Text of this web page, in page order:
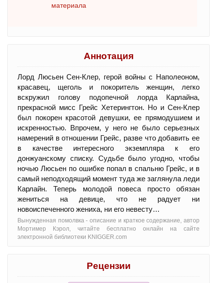
материала
Аннотация
Лорд Люсьен Сен-Клер, герой войны с Наполеоном,
красавец, щеголь и покоритель женщин, легко
вскружил голову подопечной лорда Карлайна,
прекрасной мисс Грейс Хетерингтон. Но и Сен-Клер
был покорен красотой девушки, ее прямодушием и
искренностью. Впрочем, у него не было серьезных
намерений в отношении Грейс, разве что добавить ее
в качестве интересного экземпляра к его
донжуанскому списку. Судьбе было угодно, чтобы
ночью Люсьен по ошибке попал в спальню Грейс, и в
самый неподходящий момент туда же заглянула леди
Карлайн. Теперь молодой повеса просто обязан
жениться на девице, что не радует ни
новоиспеченного жениха, ни его невесту…
Вынужденная помолвка - oписание и краткое содержание, автор
Мортимер Кэрол, читайте бесплатно онлайн на сайте
электронной библиотеки KNIGGER.com
Рецензии